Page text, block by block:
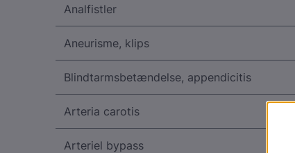
Analfistler
Aneurisme, klips
Blindtarmsbetændelse, appendicitis
Arteria carotis
Arteriel bypass